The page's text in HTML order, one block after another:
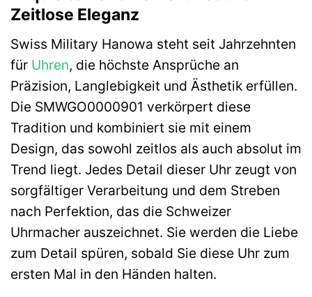
Zeitlose Eleganz
Swiss Military Hanowa steht seit Jahrzehnten
für Uhren, die höchste Ansprüche an
Präzision, Langlebigkeit und Ästhetik erfüllen.
Die SMWGO0000901 verkörpert diese
Tradition und kombiniert sie mit einem
Design, das sowohl zeitlos als auch absolut im
Trend liegt. Jedes Detail dieser Uhr zeugt von
sorgfältiger Verarbeitung und dem Streben
nach Perfektion, das die Schweizer
Uhrmacher auszeichnet. Sie werden die Liebe
zum Detail spüren, sobald Sie diese Uhr zum
ersten Mal in den Händen halten.